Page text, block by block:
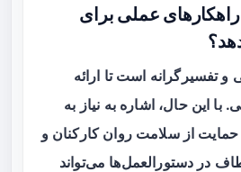
راهکارهای عملی برای
و تفسیرگرانه است تا ارائه
این حال، اشاره به نیاز به
از سلامت روان کارکنان و
در دستورالعمل‌ها می‌تواند